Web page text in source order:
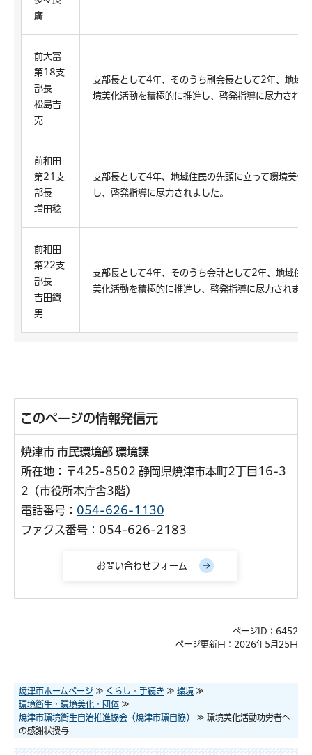
廣
前大富
第18支
部長
松島吉
克
支部長として4年、そのうち副会長として2年、地域
境美化活動を積極的に推進し、啓発指導に尽力されま
前和田
第21支
部長
増田稔
支部長として4年、地域住民の先頭に立って環境美化
し、啓発指導に尽力されました。
前和田
第22支
部長
吉田鐡
男
支部長として4年、そのうち会計として2年、地域住
美化活動を積極的に推進し、啓発指導に尽力されまし
このページの情報発信元
焼津市 市民環境部 環境課
所在地：〒425-8502 静岡県焼津市本町2丁目16-3
2（市役所本庁舎3階）
電話番号： 054-626-1130
ファクス番号：054-626-2183
ページID：6452
ページ更新日：2026年5月25日
焼津市ホームページ ≫ くらし・手続き ≫ 環境 ≫
環境衛生・環境美化・団体 ≫
焼津市環境衛生自治推進協会（焼津市環自協）
≫ 環境美化活動功労者へ
の感謝状授与